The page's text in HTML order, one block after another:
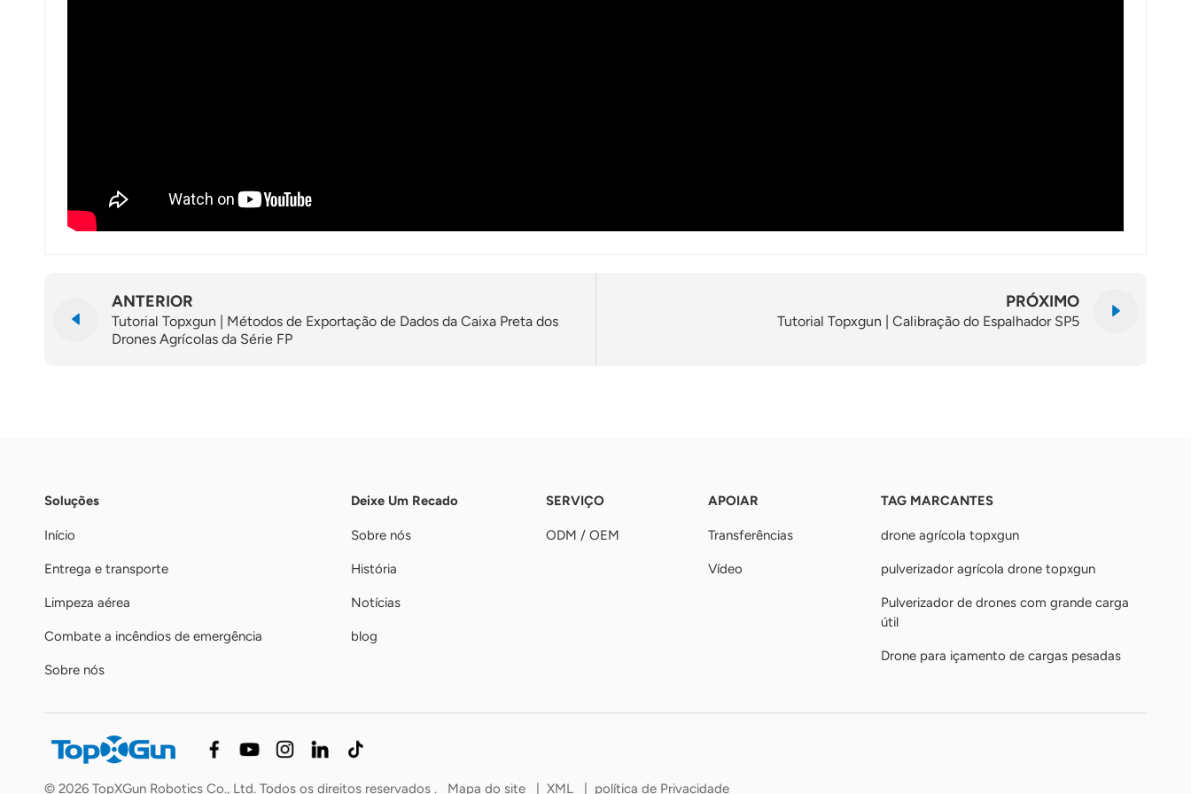
ANTERIOR
Tutorial Topxgun | Métodos de Exportação de Dados da Caixa Preta dos
Drones Agrícolas da Série FP
PRÓXIMO
Tutorial Topxgun | Calibração do Espalhador SP5
Soluções
Início
Entrega e transporte
Limpeza aérea
Combate a incêndios de emergência
Sobre nós
Deixe Um Recado
Sobre nós
História
Notícias
blog
SERVIÇO
ODM / OEM
APOIAR
Transferências
Vídeo
TAG MARCANTES
drone agrícola topxgun
pulverizador agrícola drone topxgun
Pulverizador de drones com grande carga
útil
Drone para içamento de cargas pesadas
© 2026 TopXGun Robotics Co., Ltd. Todos os direitos reservados . Mapa do site XML política de Privacidade